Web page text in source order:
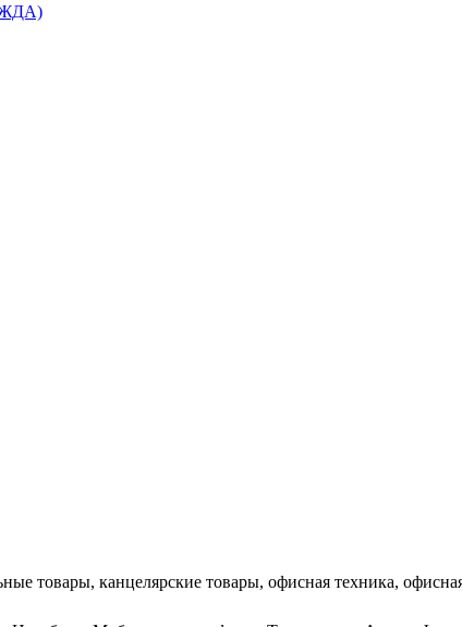
товары, канцелярские товары, офисная техника,